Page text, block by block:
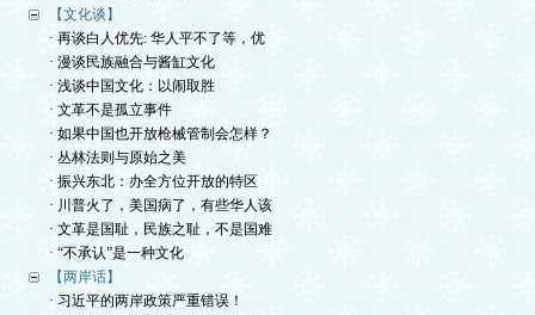
【文化谈】
· 再谈白人优先: 华人平不了等，优
· 漫谈民族融合与酱缸文化
· 浅谈中国文化：以闹取胜
· 文革不是孤立事件
· 如果中国也开放枪械管制会怎样？
· 丛林法则与原始之美
· 振兴东北：办全方位开放的特区
· 川普火了，美国病了，有些华人该
· 文革是国耻，民族之耻，不是国难
· “不承认”是一种文化
【两岸话】
· 习近平的两岸政策严重错误！